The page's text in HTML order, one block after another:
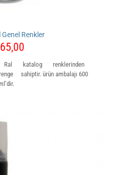
Renkler
Ral katalog renklerinden
sahiptir. ürün ambalajı 600